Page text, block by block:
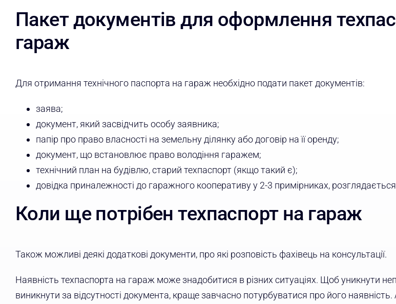
Пакет документів для оформлення
гараж
Для отримання технічного паспорта на гараж необхідно подати пакет документів:
заява;
документ, який засвідчить особу заявника;
папір про право власності на земельну ділянку або договір на її оренду;
документ, що встановлює право володіння гаражем;
технічний план на будівлю, старий техпаспорт (якщо такий є);
довідка приналежності до гаражного кооперативу у 2-3 примірниках, розглядається
Коли ще потрібен техпаспорт на гараж
Також можливі деякі додаткові документи, про які розповість фахівець на консультації.
Наявність техпаспорта на гараж може знадобитися в різних ситуаціях. Щоб уникнути
виникнути за відсутності документа, краще завчасно потурбуватися про його